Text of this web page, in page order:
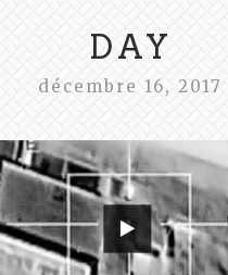
DAY
décembre 16, 2017